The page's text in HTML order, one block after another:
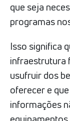
que seja
programas
Isso significa
infraestrutura
usufruir dos
oferecer e
informações